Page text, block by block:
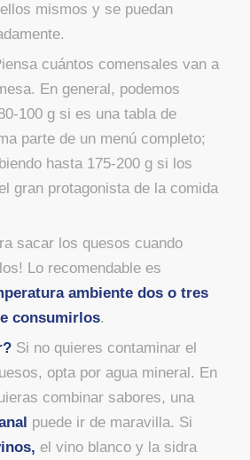
mismos y se puedan
cuántos comensales van a
En general, podemos
100 g si es una tabla de
parte de un menú completo;
hasta 175-200 g si los
gran protagonista de la comida
sacar los quesos cuando
Lo recomendable es
ambiente dos o tres
consumirlos.
Si no quieres contaminar el
opta por agua mineral. En
combinar sabores, una
puede ir de maravilla. Si
el vino blanco y la sidra